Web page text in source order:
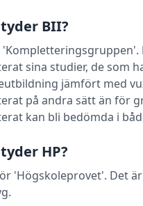
BII?
sina studier, de som
jämfört med
på andra sätt än för
kan bli bedömda i
HP?
'Högskoleprovet'. Det